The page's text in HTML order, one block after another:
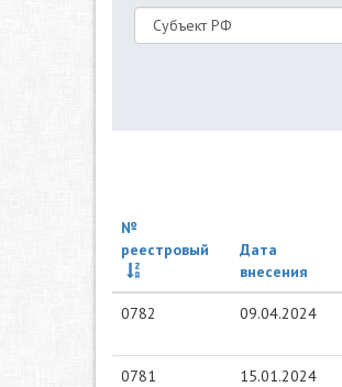
№
реестровый
Дата
внесения
0782 09.04.2024
0781 15.01.2024